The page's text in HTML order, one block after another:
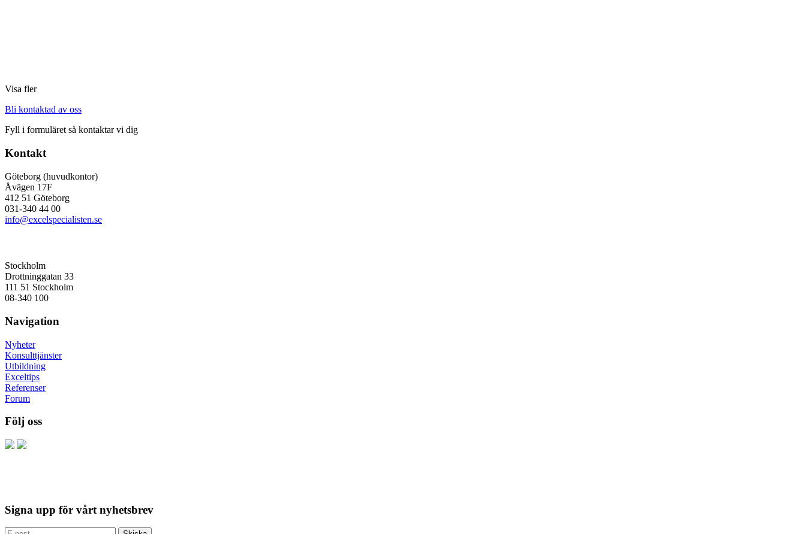
Visa fler
Bli kontaktad av oss
Fyll i formuläret så kontaktar vi dig
Kontakt
Göteborg (huvudkontor)
Åvägen 17F
412 51 Göteborg
031-340 44 00
info@excelspecialisten.se
Stockholm
Drottninggatan 33
111 51 Stockholm
08-340 100
Navigation
Nyheter
Konsulttjänster
Utbildning
Exceltips
Referenser
Forum
Följ oss
Signa upp för vårt nyhetsbrev